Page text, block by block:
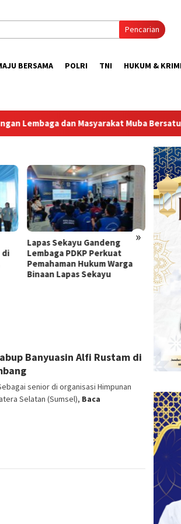
Pencarian
BERSAMA POLRI TNI HUKUM &
Muba Bersatu Lapas Muara
»
di
Lapas Sekayu Gandeng
Lembaga PDKP Perkuat
Pemahaman Hukum Warga
Binaan Lapas Sekayu
I
Banyuasin Alfi Rustam di
Sebagai senior di organisasi Himpunan
Selatan (Sumsel), Baca